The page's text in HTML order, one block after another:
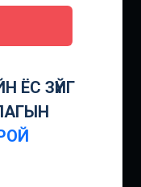
ЁС ЗҮЙГ
мэдээллийн Ёс